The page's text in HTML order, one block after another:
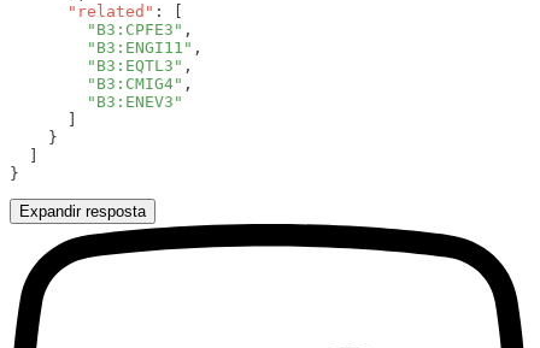
      "related"
        "B3:CPFE3"
        "B3:ENGI11"
        "B3:EQTL3"
        "B3:CMIG4"
Expandir resposta